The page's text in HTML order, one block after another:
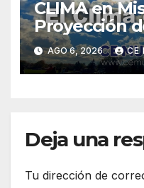
CLIMA en
Proyección
Zonas:
AGO 6, 2026 CE
Deja una
Tu dirección de